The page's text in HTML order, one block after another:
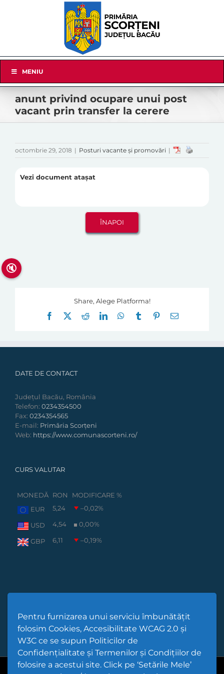
Pentru furnizarea unui serviciu îmbunătățit
folosim Cookies, Accesibilitate WCAG 2.0 și
W3C ce se supun Politicilor de
Confidențialitate și Termenilor și Condițiilor de
folosire a acestui site. Click pe ‘Setările Mele’
Navigation
MENIU
anunt privind ocupare unui post
vacant prin transfer la cerere
octombrie 29, 2018 | Posturi vacante și promovări |
Vezi document atașat
Share, Alege Platforma!
Facebook
RedditLinkedInWhatsApp
Tumblr Pinterest
E-
DATE DE CONTACT
Județul Bacău, România
Telefon: 0234354500
Fax: 0234354565
E-mail: Primăria Scorțeni
Web: https://www.comunascorteni.ro/
CURS VALUTAR
MONEDĂ RON
MODIFICARE %
EUR
5,24 –0,02%
USD 4,54 0,00%
GBP 6,11 –0,19%
Cod Județ 4 | Județul Bacău | Tipul UAT - 14 - C - Comună |
🔇